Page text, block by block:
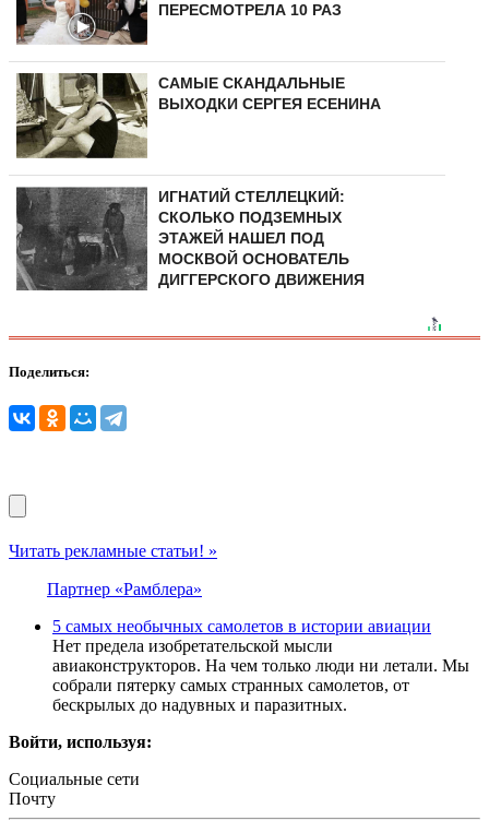
ПЕРЕСМОТРЕЛА 10 РАЗ
САМЫЕ СКАНДАЛЬНЫЕ
ВЫХОДКИ СЕРГЕЯ ЕСЕНИНА
ИГНАТИЙ СТЕЛЛЕЦКИЙ:
СКОЛЬКО ПОДЗЕМНЫХ
ЭТАЖЕЙ НАШЕЛ ПОД
МОСКВОЙ ОСНОВАТЕЛЬ
ДИГГЕРСКОГО ДВИЖЕНИЯ
Поделиться:
Читать рекламные статьи! »
Партнер «Рамблера»
5 самых необычных самолетов в истории авиации
Нет предела изобретательской мысли
авиаконструкторов. На чем только люди ни летали. Мы
собрали пятерку самых странных самолетов, от
бескрылых до надувных и паразитных.
Войти, используя:
Социальные сети
Почту